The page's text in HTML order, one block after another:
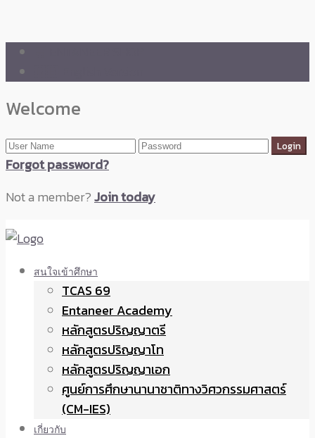
Welcome
Forgot password?
Not a member?Join today
สนใจเข้าศึกษา
TCAS 69
Entaneer Academy
หลักสูตรปริญญาตรี
หลักสูตรปริญญาโท
หลักสูตรปริญญาเอก
ศูนย์การศึกษานานาชาติทางวิศวกรรมศาสตร์
(CM-IES)
เกี่ยวกับ